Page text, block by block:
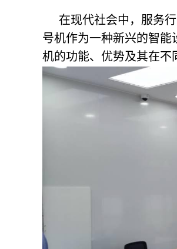
在现代社会中，服务
号机作为一种新兴的智
机的功能、优势及其在不